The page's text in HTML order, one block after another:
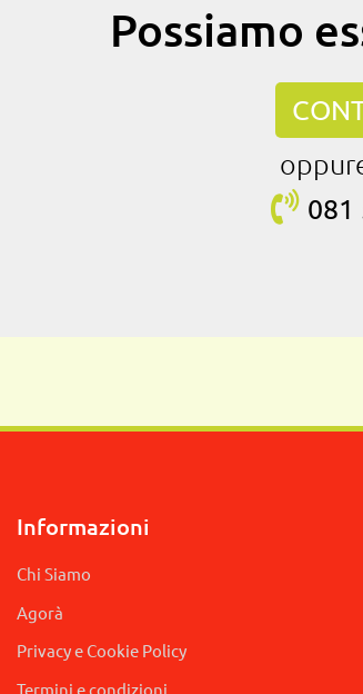
Possiamo
081
Informazioni
Chi Siamo
Agorà
Privacy e Cookie Policy
Termini e condizioni